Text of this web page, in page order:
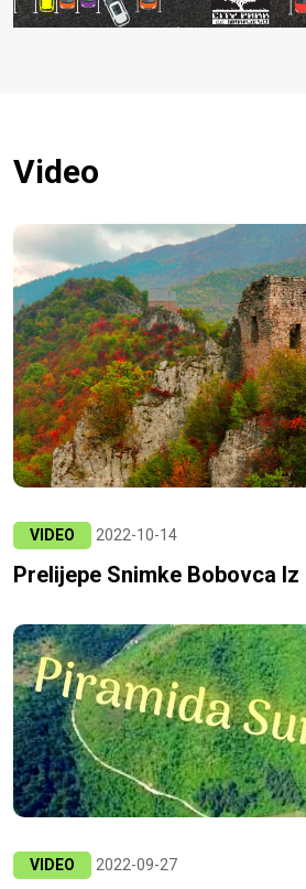
Video
VIDEO 2022-10-14
Prelijepe Snimke Bobovca Iz
VIDEO 2022-09-27